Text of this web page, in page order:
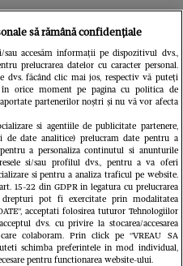
să rămână confidențiale
accesăm informații pe dispozitivul dvs.,
prelucrarea datelor cu caracter personal.
dvs. făcând clic mai jos, respectiv vă puteți
orice moment pe pagina cu politica de
partenerilor noștri și nu vă vor afecta
si agentiile de publicitate partenere,
date analitice) prelucram date pentru a
a personaliza continutul si anunturile
si/sau profilul dvs., pentru a va oferi
si pentru a analiza traficul pe website.
15-22 din GDPR in legatura cu prelucrarea
drepturi pot fi exercitate prin modalitatea
acceptati folosirea tuturor Tehnologiilor
dvs. cu privire la stocarea/accesarea
colaboram. Prin click pe “VREAU SA
schimba preferintele in mod individual,
pentru functionarea website-ului.